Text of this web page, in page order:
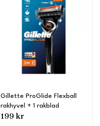
Gillette ProGlide Flexball
rakhyvel + 1 rakblad
199 kr